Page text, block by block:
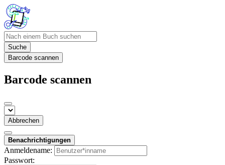
Suche
Barcode scannen
Barcode scannen
Abbrechen
Benachrichtigungen
Anmeldename:
Passwort: